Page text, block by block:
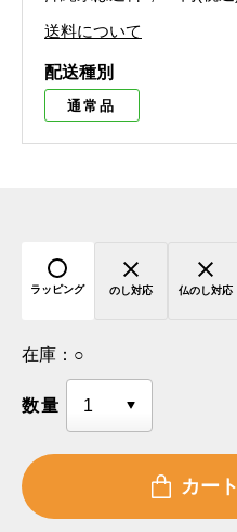
送料について
配送種別
通常品
ラッピング のし対応 仏のし対応
在庫： ○
数量